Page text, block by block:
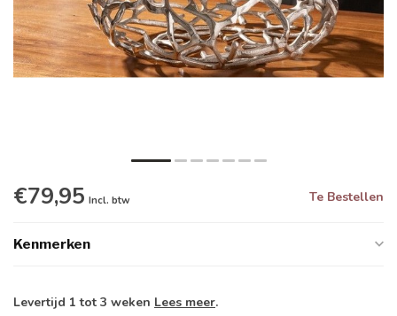
€79,95 Incl. btw Te Bestellen
Kenmerken
Levertijd 1 tot 3 weken Lees meer.